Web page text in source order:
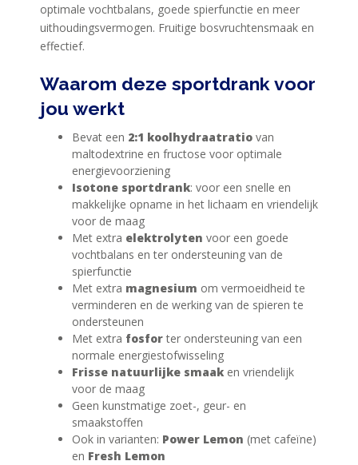
optimale vochtbalans, goede spierfunctie en meer
uithoudingsvermogen. Fruitige bosvruchtensmaak en
effectief.
Waarom deze sportdrank voor
jou werkt
Bevat een 2:1 koolhydraatratio van
maltodextrine en fructose voor optimale
energievoorziening
Isotone sportdrank: voor een snelle en
makkelijke opname in het lichaam en vriendelijk
voor de maag
Met extra elektrolyten voor een goede
vochtbalans en ter ondersteuning van de
spierfunctie
Met extra magnesium om vermoeidheid te
verminderen en de werking van de spieren te
ondersteunen
Met extra fosforter ondersteuning van een
normale energiestofwisseling
Frisse natuurlijke smaak en vriendelijk
voor de maag
Geen kunstmatige zoet-, geur- en
smaakstoffen
Ook in varianten: Power Lemon (met cafeïne)
en Fresh Lemon